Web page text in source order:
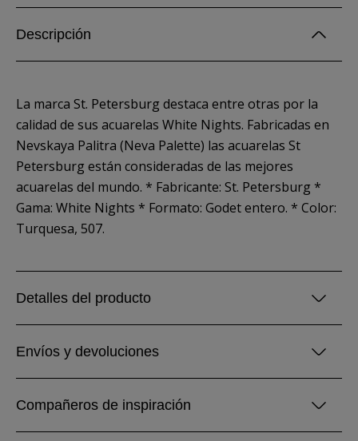
Descripción
La marca St. Petersburg destaca entre otras por la
calidad de sus acuarelas White Nights. Fabricadas en
Nevskaya Palitra (Neva Palette) las acuarelas St
Petersburg están consideradas de las mejores
acuarelas del mundo. * Fabricante: St. Petersburg *
Gama: White Nights * Formato: Godet entero. * Color:
Turquesa, 507.
Detalles del producto
Envíos y devoluciones
Compañeros de inspiración